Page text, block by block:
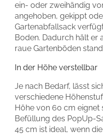
ein- oder zweihändig
angehoben, gekippt
Gartenabfallsack
Boden. Dadurch hält er
raue Gartenböden
In der Höhe verstellbar
Je nach Bedarf, lässt
verschiedene
Höhe von 60 cm eignet
Befüllung des PopUp-
45 cm ist ideal, wenn